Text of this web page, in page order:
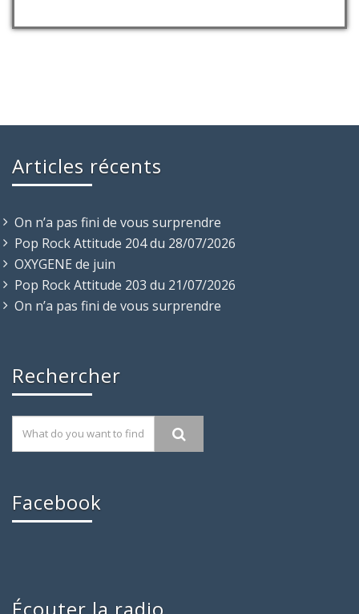
Articles récents
On n’a pas fini de vous surprendre
Pop Rock Attitude 204 du 28/07/2026
OXYGENE de juin
Pop Rock Attitude 203 du 21/07/2026
On n’a pas fini de vous surprendre
Rechercher
Facebook
Écouter la radio